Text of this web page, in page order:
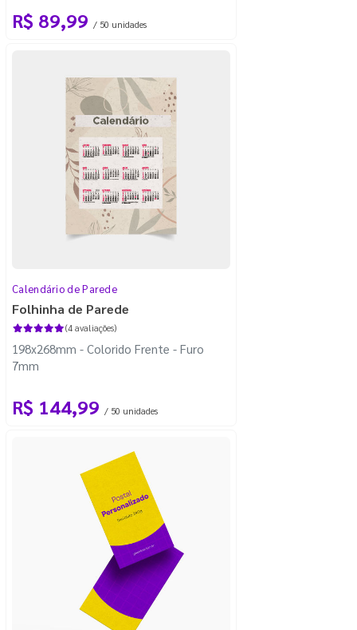
R$ 89,99 / 50 unidades
Calendário de Parede
Folhinha de Parede
(4 avaliações)
198x268mm - Colorido Frente - Furo
7mm
R$ 144,99 / 50 unidades